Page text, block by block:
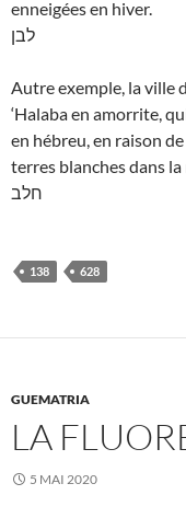
enneigées en hiver.
לבן
Autre exemple, la ville
‘Halaba en amorrite,
en hébreu, en raison
terres blanches dans la
חלב
138 628
GUEMATRIA
LA
5 MAI 2020